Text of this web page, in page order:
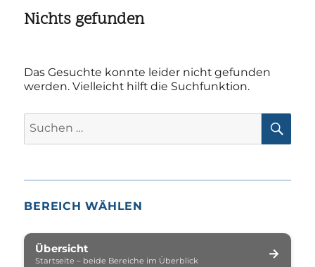
Nichts gefunden
Das Gesuchte konnte leider nicht gefunden
werden. Vielleicht hilft die Suchfunktion.
Suchen
BEREICH WÄHLEN
Übersicht
Startseite – beide Bereiche im Überblick →